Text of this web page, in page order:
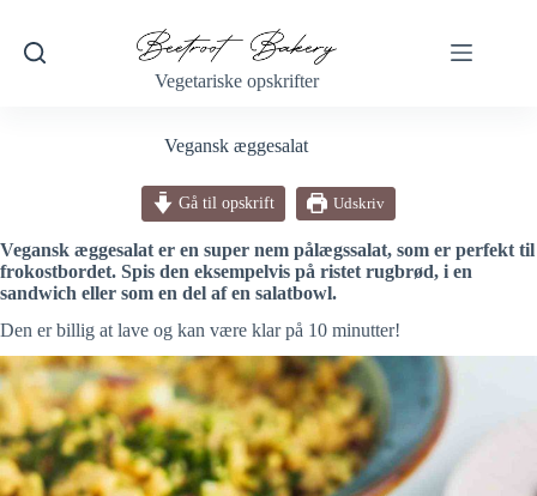
indhold
Vegetariske opskrifter
Vegansk æggesalat
Gå til opskrift Udskriv
Vegansk æggesalat er en super nem pålægssalat, som er perfekt til
frokostbordet. Spis den eksempelvis på ristet rugbrød, i en
sandwich eller som en del af en salatbowl.
Den er billig at lave og kan være klar på 10 minutter!